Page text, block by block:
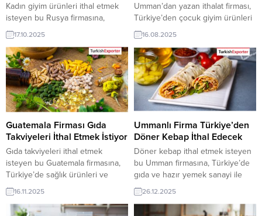
Kadın giyim ürünleri ithal etmek
isteyen bu Rusya firmasına,
Türkiye’de tekstil ve hazır giyim
ürünleri ile giyim üreticisi veya
tedarikçisi olan ihracatçı firmalar
teklif sunabilirler. Yeni bir ihracat
pazarı fırsatı olan bu alım ilanının
iletişim bilgilerine TurkishExporter
VIP üyeleri ile TE üyelik kredisi
sahibi ihracat şirketleri
erişebilmektedir. ➤ Bu ithalat...
17.10.2025
Umman’dan yazan ithalat firması,
Türkiye’den çocuk giyim ürünleri
ithal edeceğini bildirdi. Türk
çocuk giyim üreticileri veya
ihracatçı Türk firmaları bu link
üzerinden özet detayları
incelebilir Tüm çocuk giyim alım
talepleriUmman’dan gelen tüm
alım talepleri Umman’a Çocuk
Giyim İhracatında Yeni Fırsatlar
Umman, hızla büyüyen genç
nüfusu ve artan...
16.08.2025
Guatemala Firması Gıda
Takviyeleri İthal Etmek İstiyor
Gıda takviyeleri ithal etmek
isteyen bu Guatemala firmasına,
Türkiye’de sağlık ürünleri ve
kimya sanayi ile gıda takviyeleri
üreticisi veya tedarikçisi olan
ihracatçı firmalar teklif sunabilirler.
16.11.2025
Ummanlı Firma Türkiye’den
Döner Kebap İthal Edecek
Döner kebap ithal etmek isteyen
bu Umman firmasına, Türkiye’de
gıda ve hazır yemek sanayi ile
döner üreticisi veya tedarikçisi
olan ihracatçı firmalar teklif
sunabilirler. Yeni bir ihracat pazarı
26.12.2025